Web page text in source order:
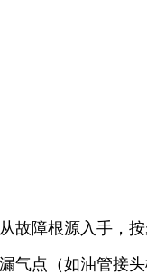
障根源入手，
点（如油管接